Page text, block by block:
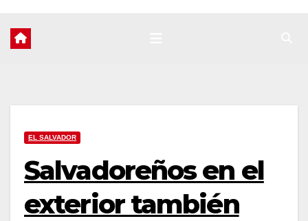
EL SALVADOR
Salvadoreños en el
exterior también